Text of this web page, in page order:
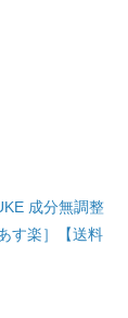
成分無調整
す楽］【送料